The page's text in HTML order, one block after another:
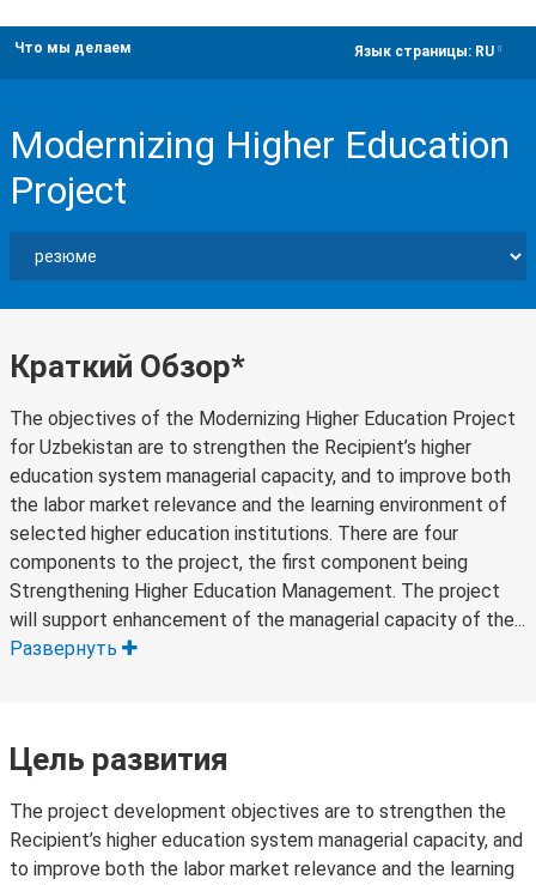
Что мы делаем Язык страницы: RU
Modernizing Higher Education
Project
Краткий Обзор*
The objectives of the Modernizing Higher Education Project
for Uzbekistan are to strengthen the Recipient’s higher
education system managerial capacity, and to improve both
the labor market relevance and the learning environment of
selected higher education institutions. There are four
components to the project, the first component being
Strengthening Higher Education Management. The project
will support enhancement of the managerial capacity of the...
Развернуть
Цель развития
The project development objectives are to strengthen the
Recipient’s higher education system managerial capacity, and
to improve both the labor market relevance and the learning